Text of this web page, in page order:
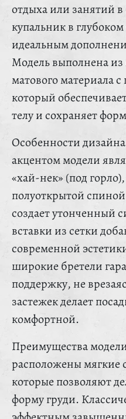
отдыха или занятий
купальник в
идеальным
Модель выполнена из
матового материала
который
телу и сохраняет
Особенности
акцентом модели
«хай-нек» (под
полуоткрытой
создает утонченный
вставки из сетки
современной
широкие бретели
поддержку, не
застежек делает
комфортной.
Преимущества
расположены
которые позволяют
форму груди.